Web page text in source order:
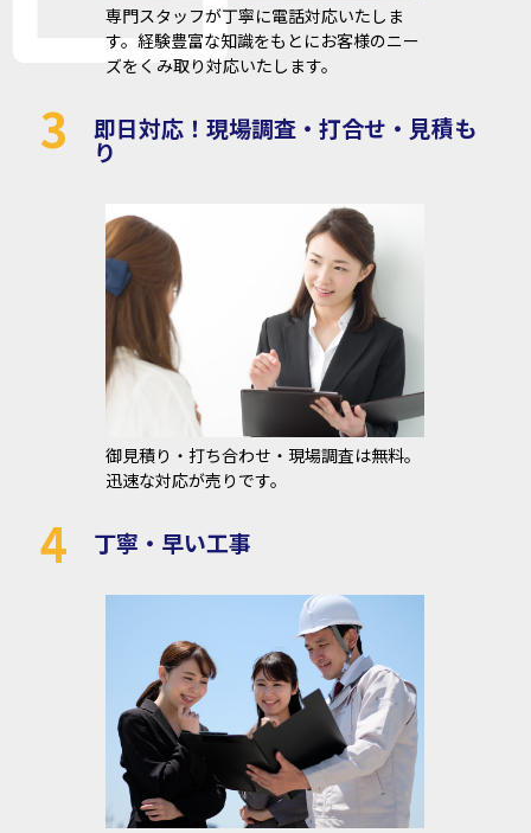
専門スタッフが丁寧に電話対応いたしま
す。経験豊富な知識をもとにお客様のニー
ズをくみ取り対応いたします。
3 即日対応！現場調査・打合せ・見積も
り
御見積り・打ち合わせ・現場調査は無料。
迅速な対応が売りです。
4 丁寧・早い工事